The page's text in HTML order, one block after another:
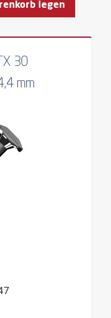
legen
30
mm